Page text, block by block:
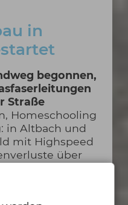
in
begonnen,
Straße
Homeschooling
in Altbach und
mit Highspeed
über
die ersten
sein.